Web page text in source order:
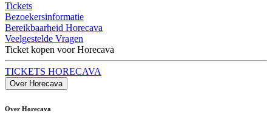
Tickets
Bezoekersinformatie
Bereikbaarheid Horecava
Veelgestelde Vragen
Ticket kopen voor Horecava
TICKETS HORECAVA
Over Horecava
Over Horecava